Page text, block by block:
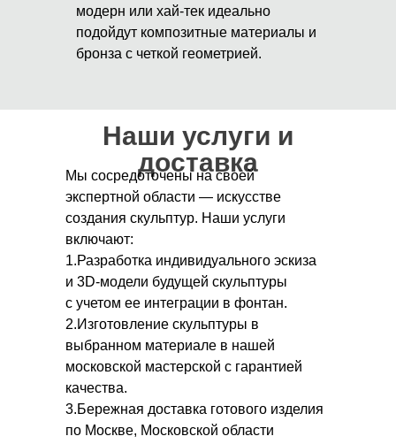
модерн или хай-тек идеально
подойдут композитные материалы и
бронза с четкой геометрией.
Наши услуги и
доставка
Мы сосредоточены на своей
экспертной области — искусстве
создания скульптур. Наши услуги
включают:
1.Разработка индивидуального эскиза
и 3D-модели будущей скульптуры
с учетом ее интеграции в фонтан.
2.Изготовление скульптуры в
выбранном материале в нашей
московской мастерской с гарантией
качества.
3.Бережная доставка готового изделия
по Москве, Московской области